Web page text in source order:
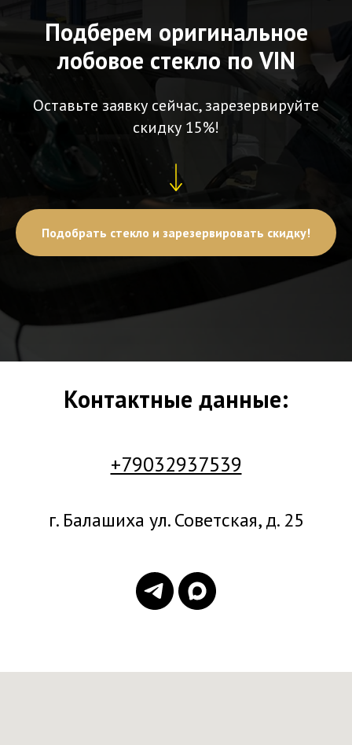
Подберем оригинальное
лобовое стекло по VIN
Оставьте заявку сейчас, зарезервируйте
скидку 15%!
Подобрать стекло и зарезервировать скидку!
Контактные данные:
+79032937539
г. Балашиха ул. Советская, д. 25